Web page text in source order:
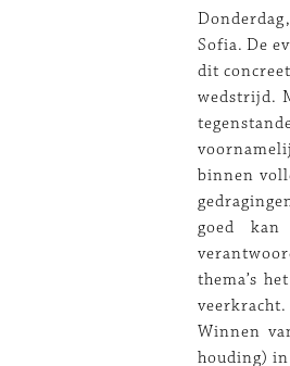
Sofia. De
dit
wedstrijd.
binnen
goed
thema’s
Winnen
houding) in